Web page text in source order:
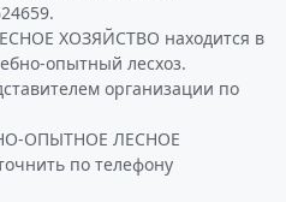
ХОЗЯЙСТВО находится в
опытный лесхоз.
организации по
ОПЫТНОЕ ЛЕСНОЕ
по телефону